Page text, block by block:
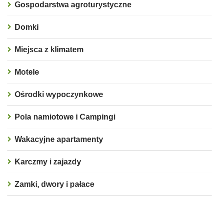
Gospodarstwa agroturystyczne
Domki
Miejsca z klimatem
Motele
Ośrodki wypoczynkowe
Pola namiotowe i Campingi
Wakacyjne apartamenty
Karczmy i zajazdy
Zamki, dwory i pałace